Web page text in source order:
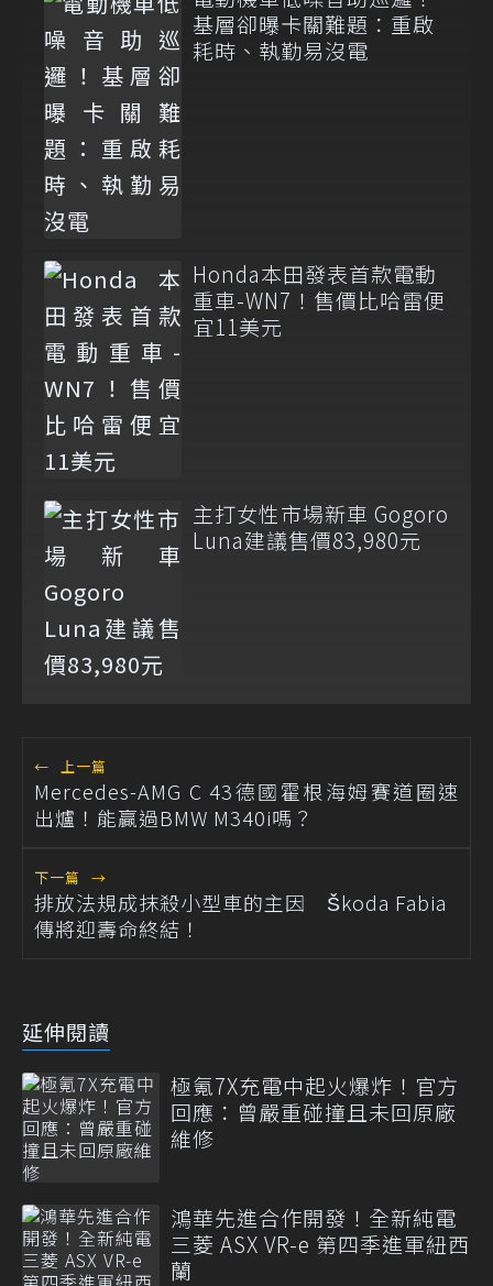
基層卻曝卡關難題：重啟
耗時、執勤易沒電
Honda本田發表首款電動
重車-WN7！售價比哈雷便
宜11美元
主打女性市場新車 Gogoro
Luna建議售價83,980元
← 上一篇
Mercedes-AMG C 43德國霍根海姆賽道圈速
出爐！能贏過BMW M340i嗎？
下一篇 →
排放法規成抹殺小型車的主因 Škoda Fabia
傳將迎壽命終結！
延伸閱讀
極氪7X充電中起火爆炸！官方
回應：曾嚴重碰撞且未回原廠
維修
鴻華先進合作開發！全新純電
三菱 ASX VR-e 第四季進軍紐西
蘭